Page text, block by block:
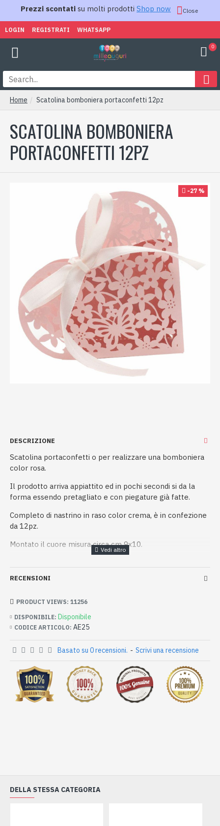
Prezzi scontati su molti prodotti Shop now Close
LOGIN REGISTRATI WHATSAPP
0
Home Scatolina bomboniera portaconfetti 12pz
SCATOLINA BOMBONIERA
PORTACONFETTI 12PZ
-27 %
DESCRIZIONE
Scatolina portaconfetti o per realizzare una bomboniera
color rosa.
Il prodotto arriva appiattito ed in pochi secondi si da la
forma essendo pretagliato e con piegature già fatte.
Completo di nastrino in raso color crema, è in confezione
da 12pz.
Montato il cuore misura circa cm 9x10.
RECENSIONI
DISPONIBILE: Disponibile
CODICE ARTICOLO: AE25
PRODUCT VIEWS: 11256
Basato su 0 recensioni. - Scrivi una recensione
DELLA STESSA CATEGORIA